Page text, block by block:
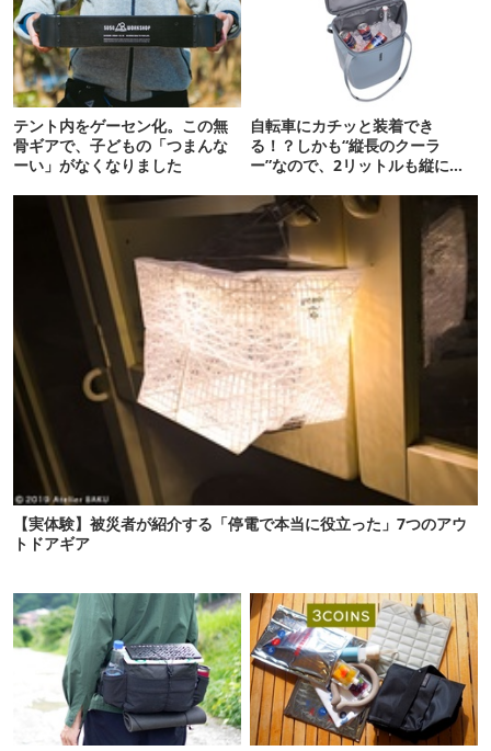
テント内をゲーセン化。この無
骨ギアで、子どもの「つまんな
ーい」がなくなりました
自転車にカチッと装着でき
る！？しかも“縦長のクーラ
ー”なので、2リットルも縦に入
【実体験】被災者が紹介する「停電で本当に役立った」7つのアウ
トドアギア